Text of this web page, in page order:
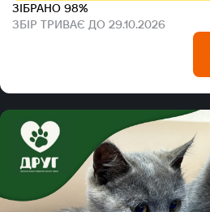
ЗІБРАНО 98%
ЗБІР ТРИВАЄ ДО 29.10.2026